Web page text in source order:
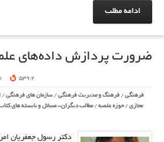
ادامه مطلب
ضرورت پردازش داده‌های
11 2 539
فرهنگی / فرهنگ و مدیریت فرهنگی / سازمان های فرهنگی /
مجازی /حوزه علمیه /مطالب دیگران- مسائل و بایسته های
دکتر رسول جعفریان